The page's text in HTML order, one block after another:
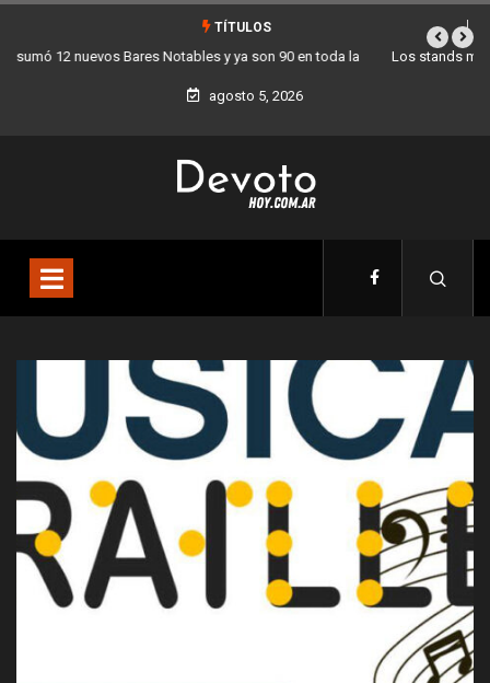
TÍTULOS
Los stands móviles de la Ciudad llegan esta semana a Villa Devoto
agosto 5, 2026